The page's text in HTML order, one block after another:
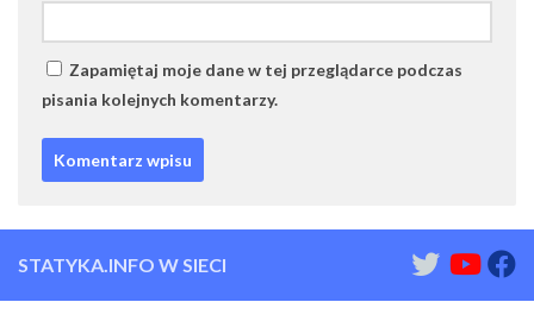
Zapamiętaj moje dane w tej przeglądarce podczas
pisania kolejnych komentarzy.
STATYKA.INFO W SIECI